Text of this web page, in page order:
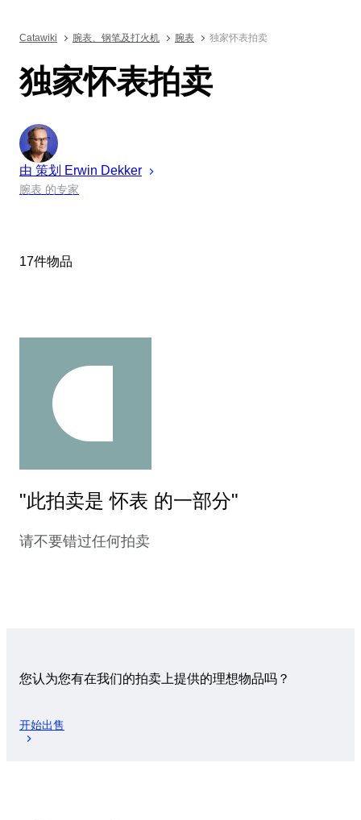
Catawiki 腕表、钢笔及打火机 腕表 独家怀表拍卖
独家怀表拍卖
由 策划 Erwin Dekker
腕表 的专家
17件物品
"此拍卖是 怀表 的一部分"
请不要错过任何拍卖
您认为您有在我们的拍卖上提供的理想物品吗？
开始出售